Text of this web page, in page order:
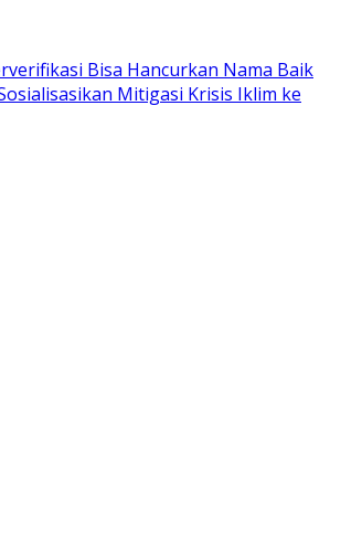
Bisa Hancurkan Nama Baik
Mitigasi Krisis Iklim ke